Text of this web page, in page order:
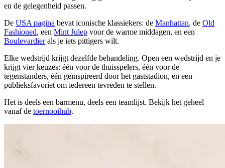
en de gelegenheid passen.
De USA pagina bevat iconische klassiekers: de Manhattan, de Old
Fashioned, een Mint Julep voor de warme middagen, en een
Boulevardierals je iets pittigers wilt.
Elke wedstrijd krijgt dezelfde behandeling. Open een wedstrijd en je
krijgt vier keuzes: één voor de thuisspelers, één voor de
tegenstanders, één geïnspireerd door het gaststadion, en een
publieksfavoriet om iedereen tevreden te stellen.
Het is deels een barmenu, deels een teamlijst. Bekijk het geheel
vanaf de toernooihub.